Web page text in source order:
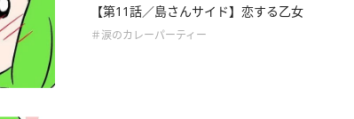
【第11話／島さんサイド】恋する乙女
＃涙のカレーパーティー